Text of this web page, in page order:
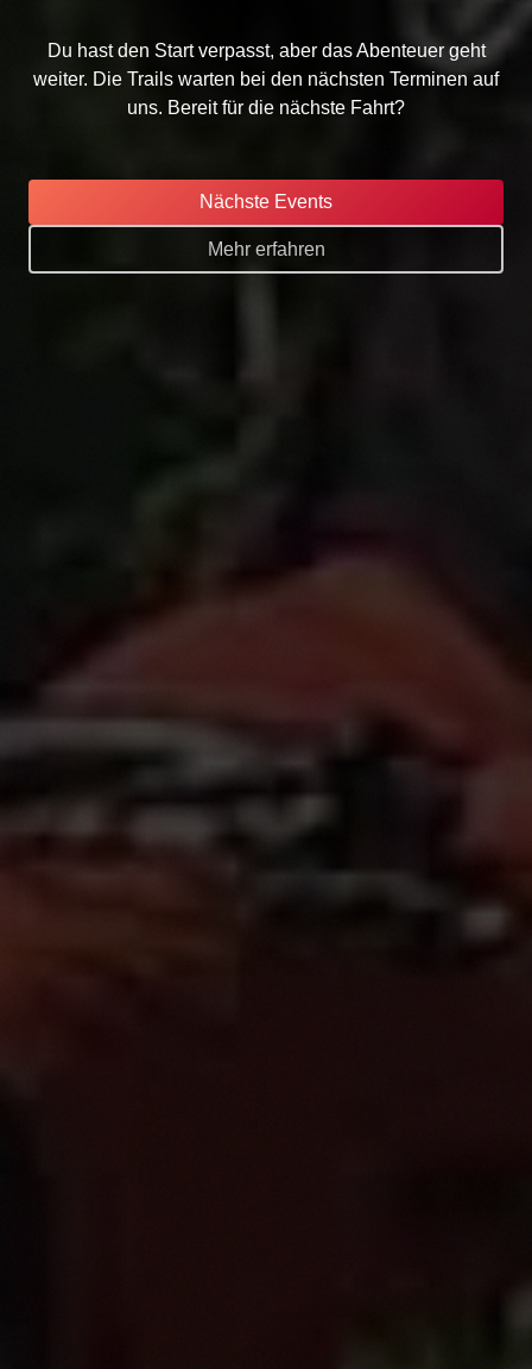
Du hast den Start verpasst, aber das Abenteuer geht
weiter. Die Trails warten bei den nächsten Terminen auf
uns. Bereit für die nächste Fahrt?
Nächste Events
Mehr erfahren